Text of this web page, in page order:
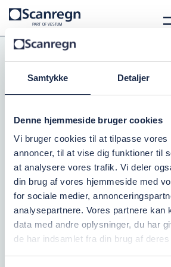
Samtykke Detaljer
Denne hjemmeside bruger cookies
Vi bruger cookies til at tilpasse vores
annoncer, til at vise dig funktioner til
at analysere vores trafik. Vi deler
din brug af vores hjemmeside med
for sociale medier,
analysepartnere. Vores partnere kan
data med andre oplysninger, du har
de har indsamlet fra din brug af deres
PARTOF VESTUM
Pumper
LØBEHJUL AP12.40.06
Varenr.:
På lager: 1
708,75 DKKinkl. moms
Læg i kurv